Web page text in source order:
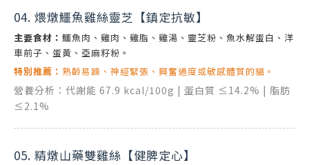
04. 煨燉鱷魚雞絲靈芝【鎮定抗敏】
主要食材： 鱷魚肉、雞肉、雞脂、雞湯、靈芝粉、魚水解蛋白、洋
車前子、蛋黃、亞麻籽粉。
特別推薦： 熟齡易躁、神經緊張、興奮過度或敏感體質的貓。
營養分析：代謝能 67.9 kcal/100g | 蛋白質 ≤14.2% | 脂肪
≤2.1%
05. 精燉山藥雙雞絲【健脾定心】